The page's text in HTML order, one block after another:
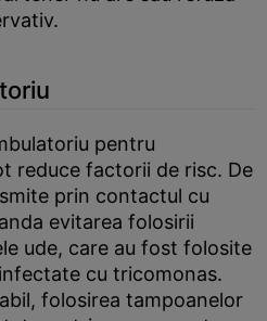
pentru
reduce factorii de risc. De
prin contactul cu
evitarea folosirii
ude, care au fost folosite
cu tricomonas.
folosirea tampoanelor